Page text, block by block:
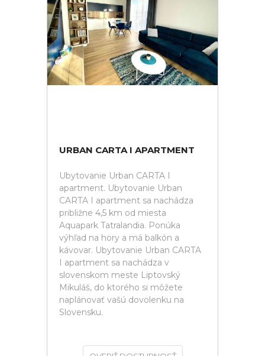
URBAN CARTA I APARTMENT
Ubytovanie Urban CARTA I
apartment. Ubytovanie Urban
CARTA I apartment sa nachádza
približne 4,5 km od miesta
Aquapark Tatralandia. Ponúka
výhľad na hory a má balkón a
kávovar. Ubytovanie Urban CARTA
I apartment sa nachádza v
slovenskom meste Liptovský
Mikuláš, do ktorého si môžete
naplánovať vašú dovolenku na
Slovensku.